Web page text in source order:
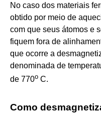
No caso dos materiais
obtido por meio de
com que seus átomos e
fiquem fora de
que ocorre a
denominada de
de 770o C.
Como